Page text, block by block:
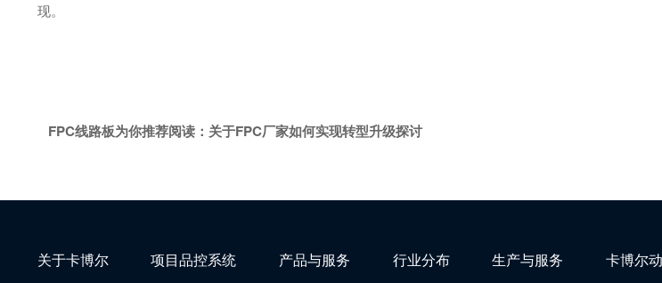
现。
FPC线路板为你推荐阅读： 关于FPC厂家如何实现转型升级探讨
关于卡博尔 项目品控系统 产品与服务 行业分布 生产与服务 卡博尔